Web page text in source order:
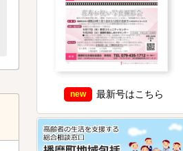
最新号はこちら